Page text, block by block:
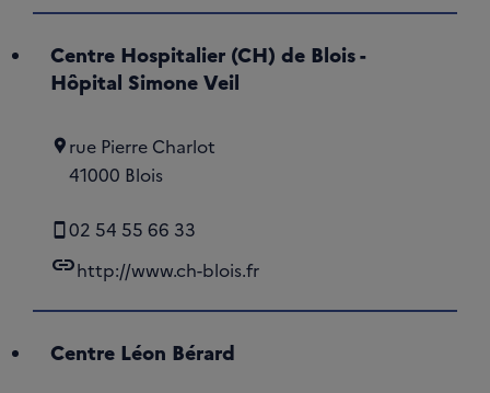
Centre Hospitalier (CH) de Blois -
Hôpital Simone Veil
rue Pierre Charlot
41000 Blois
02 54 55 66 33
linkhttp://www.ch-blois.fr
Centre Léon Bérard